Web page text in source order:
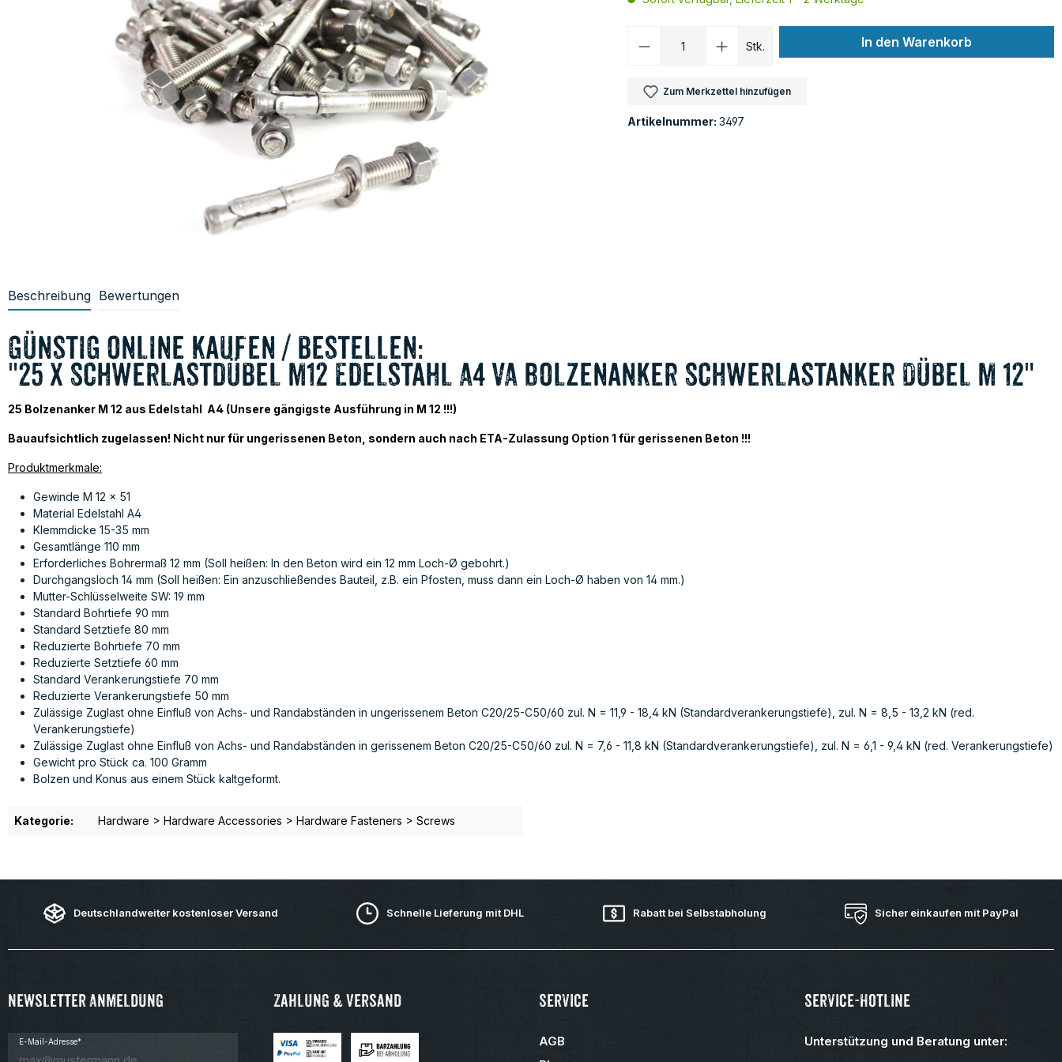
Produkt Anzahl: Gib den gewünschten Wert
Stk. In den Warenkorb
Zum Merkzettel hinzufügen
Artikelnummer: 3497
Beschreibung Bewertungen
günstig online kaufen / bestellen:
"25 x Schwerlastdübel M12 Edelstahl A4 VA Bolzenanker Schwerlastanker Dübel M 12"
25 Bolzenanker M 12 aus Edelstahl A4 (Unsere gängigste Ausführung in M 12 !!!)
Bauaufsichtlich zugelassen! Nicht nur für ungerissenen Beton, sondern auch nach ETA-Zulassung Option 1 für gerissenen Beton !!!
Produktmerkmale:
Gewinde M 12 x 51
Material Edelstahl A4
Klemmdicke 15-35 mm
Gesamtlänge 110 mm
Erforderliches Bohrermaß 12 mm (Soll heißen: In den Beton wird ein 12 mm Loch-Ø gebohrt.)
Durchgangsloch 14 mm (Soll heißen: Ein anzuschließendes Bauteil, z.B. ein Pfosten, muss dann ein Loch-Ø haben von 14 mm.)
Mutter-Schlüsselweite SW: 19 mm
Standard Bohrtiefe 90 mm
Standard Setztiefe 80 mm
Reduzierte Bohrtiefe 70 mm
Reduzierte Setztiefe 60 mm
Standard Verankerungstiefe 70 mm
Reduzierte Verankerungstiefe 50 mm
Zulässige Zuglast ohne Einfluß von Achs- und Randabständen in ungerissenem Beton C20/25-C50/60 zul. N = 11,9 - 18,4 kN (Standardverankerungstiefe), zul. N = 8,5 - 13,2 kN (red.
Verankerungstiefe)
Zulässige Zuglast ohne Einfluß von Achs- und Randabständen in gerissenem Beton C20/25-C50/60 zul. N = 7,6 - 11,8 kN (Standardverankerungstiefe), zul. N = 6,1 - 9,4 kN (red. Verankerungstiefe)
Gewicht pro Stück ca. 100 Gramm
Bolzen und Konus aus einem Stück kaltgeformt.
Kategorie: Hardware > Hardware Accessories > Hardware Fasteners > Screws
Deutschlandweiter kostenloser Versand Schnelle Lieferung mit DHL Rabatt bei Selbstabholung Sicher einkaufen mit PayPal
Newsletter Anmeldung
E-Mail-Adresse*
Zahlung & Versand Service
AGB
Service-Hotline
Unterstützung und Beratung unter: